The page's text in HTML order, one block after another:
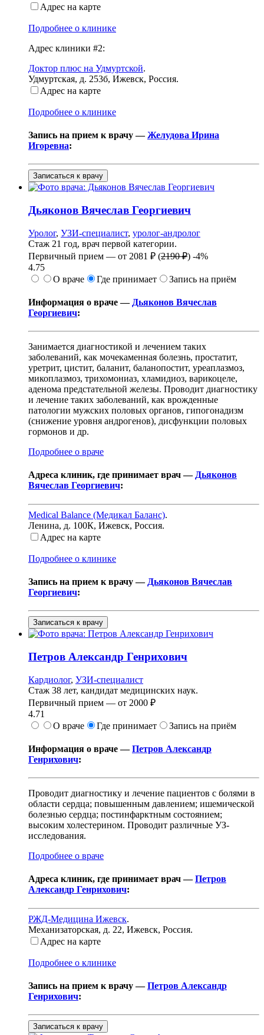
Адрес на карте
Подробнее о клинике
Адрес клиники #2:
Доктор плюс на Удмуртской.
Удмуртская, д. 253б, Ижевск, Россия.
Адрес на карте
Подробнее о клинике
Запись на прием к врачу —Желудова Ирина
Игоревна:
Записаться к врачу
Дьяконов Вячеслав Георгиевич
Уролог, УЗИ-специалист, уролог-андролог
Стаж 21 год, врач первой категории.
Первичный прием — от 2081 ₽ (2190 ₽) -4%
4.75
О враче
Где принимает Запись на приём
Информация о враче — Дьяконов Вячеслав
Георгиевич:
Занимается диагностикой и лечением таких
заболеваний, как мочекаменная болезнь, простатит,
уретрит, цистит, баланит, баланопостит, уреаплазмоз,
микоплазмоз, трихомониаз, хламидиоз, варикоцеле,
аденома предстательной железы. Проводит диагностику
и лечение таких заболеваний, как врожденные
патологии мужских половых органов, гипогонадизм
(снижение уровня андрогенов), дисфункции половых
гормонов и др.
Подробнее о враче
Адреса клиник, где принимает врач — Дьяконов
Вячеслав Георгиевич:
Medical Balance (Медикал Баланс).
Ленина, д. 100К, Ижевск, Россия.
Адрес на карте
Подробнее о клинике
Запись на прием к врачу — Дьяконов Вячеслав
Георгиевич:
Записаться к врачу
Петров Александр Генрихович
Кардиолог, УЗИ-специалист
Стаж 38 лет, кандидат медицинских наук.
Первичный прием — от 2000 ₽
4.71
О враче
Где принимает Запись на приём
Информация о враче —Петров Александр
Генрихович:
Проводит диагностику и лечение пациентов с болями в
области сердца; повышенным давлением; ишемической
болезнью сердца; постинфарктным состоянием;
высоким холестерином. Проводит различные УЗ-
исследования.
Подробнее о враче
Адреса клиник, где принимает врач —Петров
Александр Генрихович:
РЖД-Медицина Ижевск.
Механизаторская, д. 22, Ижевск, Россия.
Адрес на карте
Подробнее о клинике
Запись на прием к врачу —Петров Александр
Генрихович:
Записаться к врачу